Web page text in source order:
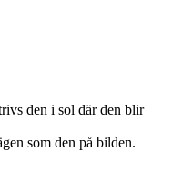
den i sol där den blir
som den på bilden.